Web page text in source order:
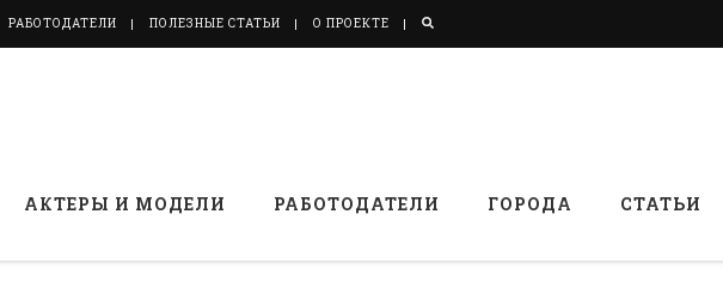
РАБОТОДАТЕЛИ ПОЛЕЗНЫЕ СТАТЬИ О ПРОЕКТЕ
АКТЕРЫ И МОДЕЛИ РАБОТОДАТЕЛИ ГОРОДА СТАТЬИ